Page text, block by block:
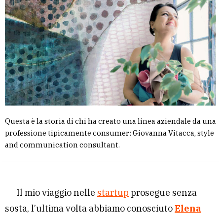
Questa è la storia di chi ha creato una linea aziendale da una
professione tipicamente consumer: Giovanna Vitacca, style
and communication consultant.
Il mio viaggio nelle startup prosegue senza
sosta, l’ultima volta abbiamo conosciutoElena